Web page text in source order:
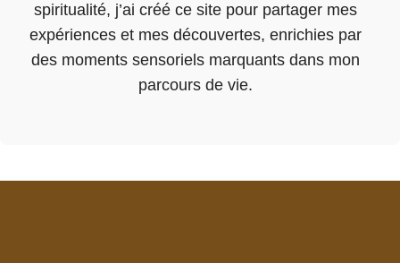
spiritualité, j’ai créé ce site pour partager mes
expériences et mes découvertes, enrichies par
des moments sensoriels marquants dans mon
parcours de vie.